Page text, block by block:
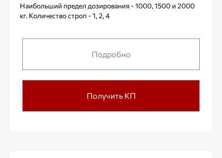
Наибольший предел дозирования - 1000, 1500 и 2000
кг. Количество строп - 1, 2, 4
Подробно
Получить КП